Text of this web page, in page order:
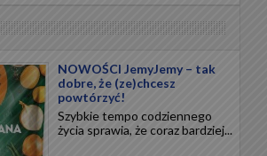
NOWOŚCI JemyJemy – tak
dobre, że (ze)chcesz
powtórzyć!
Szybkie tempo codziennego
życia sprawia, że coraz bardziej...